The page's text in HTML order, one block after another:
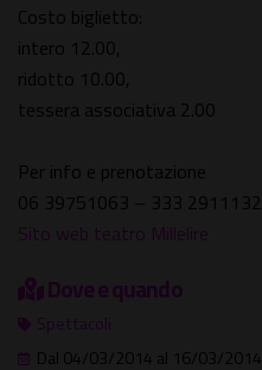
Costo biglietto:
intero 12.00,
ridotto 10.00,
tessera associativa 2.00
Per info e prenotazione
06 39751063 – 333 2911132
Sito web teatro Millelire
Dove e quando
Spettacoli
Dal 04/03/2014 al 16/03/2014